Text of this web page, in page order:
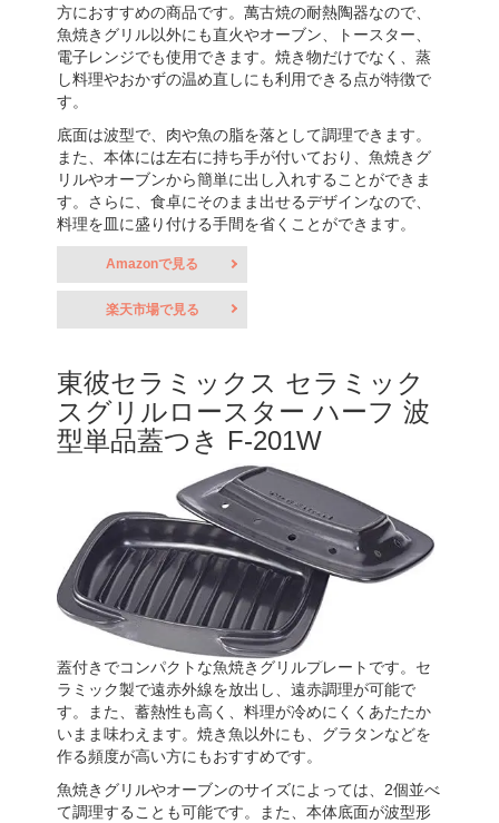
方におすすめの商品です。萬古焼の耐熱陶器なので、
魚焼きグリル以外にも直火やオーブン、トースター、
電子レンジでも使用できます。焼き物だけでなく、蒸
し料理やおかずの温め直しにも利用できる点が特徴で
す。
底面は波型で、肉や魚の脂を落として調理できます。
また、本体には左右に持ち手が付いており、魚焼きグ
リルやオーブンから簡単に出し入れすることができま
す。さらに、食卓にそのまま出せるデザインなので、
料理を皿に盛り付ける手間を省くことができます。
Amazonで見る
楽天市場で見る
東彼セラミックス セラミック
スグリルロースター ハーフ 波
型単品蓋つき F-201W
蓋付きでコンパクトな魚焼きグリルプレートです。セ
ラミック製で遠赤外線を放出し、遠赤調理が可能で
す。また、蓄熱性も高く、料理が冷めにくくあたたか
いまま味わえます。焼き魚以外にも、グラタンなどを
作る頻度が高い方にもおすすめです。
魚焼きグリルやオーブンのサイズによっては、2個並べ
て調理することも可能です。また、本体底面が波型形